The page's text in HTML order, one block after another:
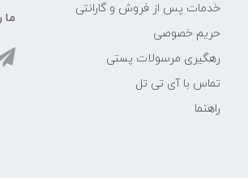
خدمات پس از فروش و گارانتی
حریم خصوصی
رهگیری مرسولات پستی
تماس با آی تی تل
راهنما
ما